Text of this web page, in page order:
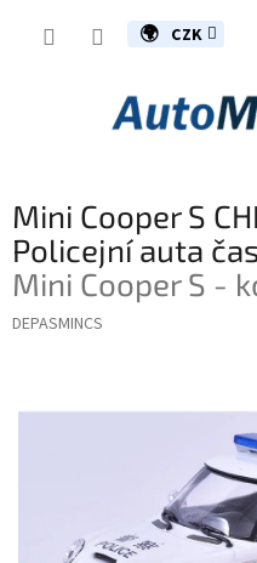
CZK
Mini Cooper S
Policejní auta
Mini Cooper S -
DEPASMINCS